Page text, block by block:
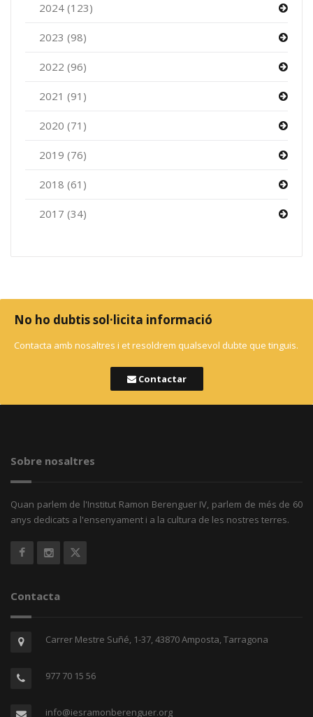
2024 (123)
2023 (98)
2022 (96)
2021 (91)
2020 (71)
2019 (76)
2018 (61)
2017 (34)
No ho dubtis sol·licita informació
Contacta amb nosaltres i et resoldrem qualsevol dubte que tinguis.
Contactar
Sobre nosaltres
Quan parlem de l'Institut Ramon Berenguer IV, parlem de més de 60
anys dedicats a l'ensenyament i a la cultura de les nostres terres.
Contacta
Carrer Mestre Suñé, 1-37, 43870 Amposta, Tarragona
977 70 15 56
info@iesramonberenguer.org